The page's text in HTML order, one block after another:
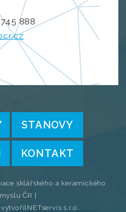
888
STANOVY
KONTAKT
sklářského a keramického
ČR |
vytvořil NETservis s.r.o.